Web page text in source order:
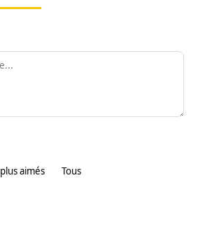
aimés Tous